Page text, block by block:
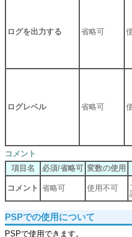
ログを出力する 省略可
ログレベル 省略可
コメント
項目名
必須/省略可 変数の使用
コメント 省略可 使用不可
PSPでの使用について
PSPで使用できます。